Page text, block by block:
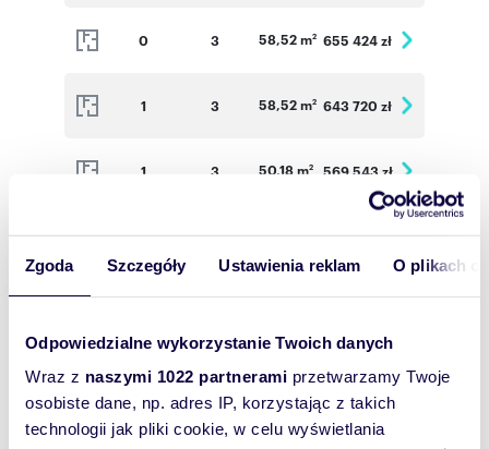
Zgoda Szczegóły Ustawienia reklam O plikach
Odpowiedzialne wykorzystanie Twoich danych
Wraz z naszymi 1022 partnerami przetwarzamy Twoje
osobiste dane, np. adres IP, korzystając z takich
technologii jak pliki cookie, w celu wyświetlania
0 3 58,52 m2 655 424 zł
1 3 58,52 m2 643 720 zł
1 3 50,18 m2 569 543 zł
1 3 58,52 m 649 572 zł
2 3 72,64 m2 780 880 zł
1 3 58,52 m2 649 572 zł